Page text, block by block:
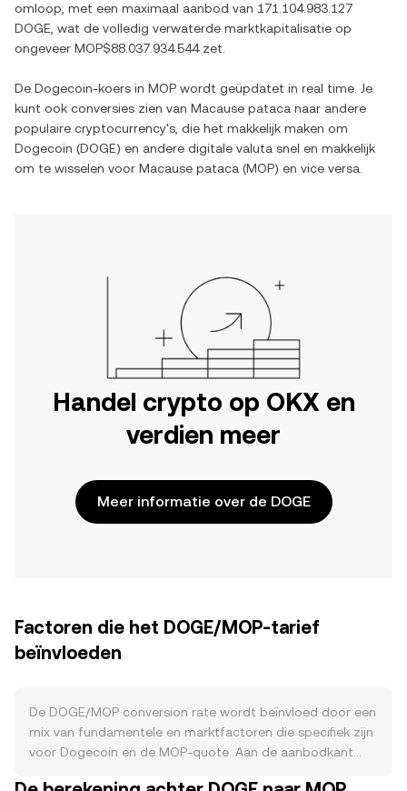
omloop, met een maximaal aanbod van 171.104.983.127
DOGE , wat de volledig verwaterde marktkapitalisatie op
ongeveer MOP$88.037.934.544zet.
De Dogecoin-koers in MOP wordt geüpdatet in real time. Je
kunt ook conversies zien van Macause pataca naar andere
populaire cryptocurrency's, die het makkelijk maken om
Dogecoin (DOGE) en andere digitale valuta snel en makkelijk
om te wisselen voor Macause pataca (MOP) en vice versa.
Handel crypto op OKX en
verdien meer
Meer informatie over de DOGE
Factoren die het DOGE/MOP-tarief
beïnvloeden
De DOGE/MOP conversion rate wordt beïnvloed door een
mix van fundamentele en marktfactoren die specifiek zijn
voor Dogecoin en de MOP-quote. Aan de aanbodkant